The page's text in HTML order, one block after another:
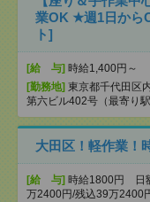
業OK ★週1日から
ト]
[給 与] 時給1,400円～
[勤務地] 東京都千代田区
第六ビル402号（最寄り駅
大田区！軽作業！
[給 与] 時給1800円 日
万2400円/残込39万2400